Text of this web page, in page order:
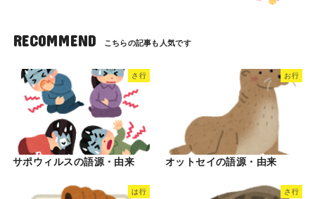
RECOMMEND
さ行
サポウィルスの語源・由来
お行
オットセイの語源・由来
は行 さ行